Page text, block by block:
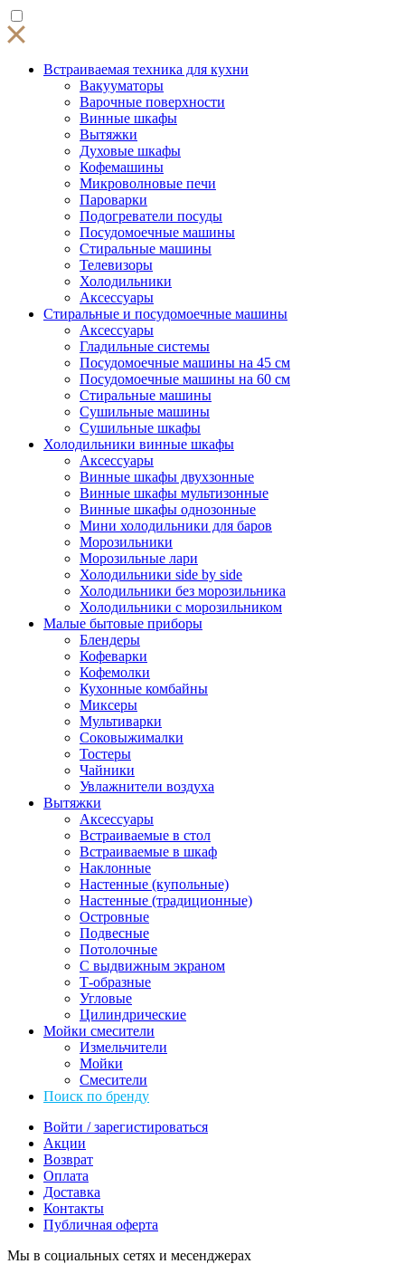
Встраиваемая техника для кухни
Вакууматоры
Варочные поверхности
Винные шкафы
Вытяжки
Духовые шкафы
Кофемашины
Микроволновые печи
Пароварки
Подогреватели посуды
Посудомоечные машины
Стиральные машины
Телевизоры
Холодильники
Аксессуары
Стиральные и посудомоечные машины
Аксессуары
Гладильные системы
Посудомоечные машины на 45 см
Посудомоечные машины на 60 см
Стиральные машины
Сушильные машины
Сушильные шкафы
Холодильники винные шкафы
Аксессуары
Винные шкафы двухзонные
Винные шкафы мультизонные
Винные шкафы однозонные
Мини холодильники для баров
Морозильники
Морозильные лари
Холодильники side by side
Холодильники без морозильника
Холодильники с морозильником
Малые бытовые приборы
Блендеры
Кофеварки
Кофемолки
Кухонные комбайны
Миксеры
Мультиварки
Соковыжималки
Тостеры
Чайники
Увлажнители воздуха
Вытяжки
Аксессуары
Встраиваемые в стол
Встраиваемые в шкаф
Наклонные
Настенные (купольные)
Настенные (традиционные)
Островные
Подвесные
Потолочные
С выдвижным экраном
Т-образные
Угловые
Цилиндрические
Мойки смесители
Измельчители
Мойки
Смесители
Поиск по бренду
Войти / зарегистироваться
Акции
Возврат
Оплата
Доставка
Контакты
Публичная оферта
Мы в социальных сетях и месенджерах